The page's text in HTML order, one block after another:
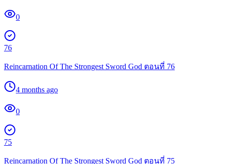
0
76
Reincarnation Of The Strongest Sword God ตอนที่ 76
4 months ago
0
75
Reincarnation Of The Strongest Sword God ตอนที่ 75